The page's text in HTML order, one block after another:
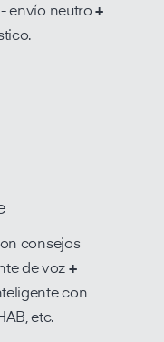
envío neutro+
consejos
de voz +
con
etc.